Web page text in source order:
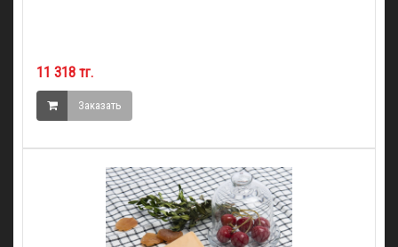
11 318 тг.
Заказать